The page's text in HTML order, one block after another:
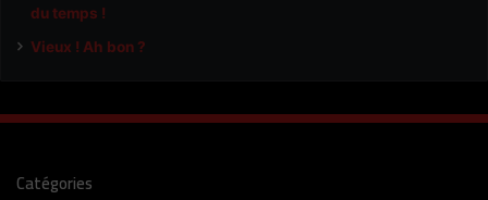
du temps !
Vieux ! Ah bon ?
Catégories